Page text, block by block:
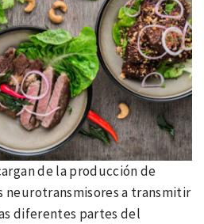
de la producción de
neurotransmisores a transmitir
diferentes partes del